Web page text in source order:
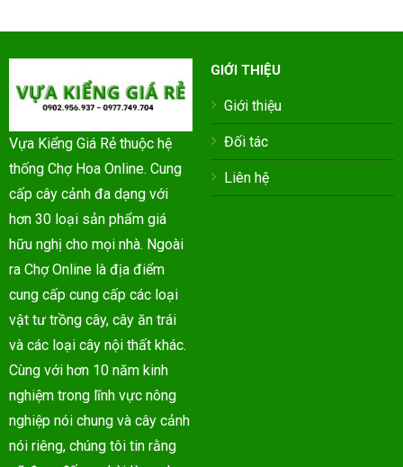
Vựa Kiểng Giá Rẻ thuộc hệ
thống Chợ Hoa Online. Cung
cấp cây cảnh đa dạng với
hơn 30 loại sản phẩm giá
hữu nghị cho mọi nhà. Ngoài
ra Chợ Online là địa điểm
cung cấp cung cấp các loại
vật tư trồng cây, cây ăn trái
và các loại cây nội thất khác.
Cùng với hơn 10 năm kinh
nghiệm trong lĩnh vực nông
nghiệp nói chung và cây cảnh
nói riêng, chúng tôi tin rằng
GIỚI THIỆU
Giới thiệu
Đối tác
Liên hệ